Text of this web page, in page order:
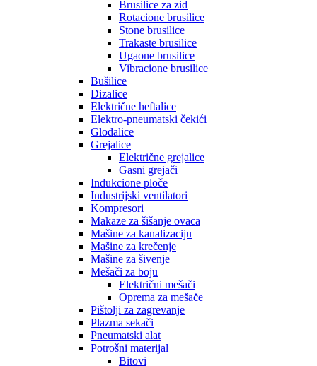
Brusilice za zid
Rotacione brusilice
Stone brusilice
Trakaste brusilice
Ugaone brusilice
Vibracione brusilice
Bušilice
Dizalice
Električne heftalice
Elektro-pneumatski čekići
Glodalice
Grejalice
Električne grejalice
Gasni grejači
Indukcione ploče
Industrijski ventilatori
Kompresori
Makaze za šišanje ovaca
Mašine za kanalizaciju
Mašine za krečenje
Mašine za šivenje
Mešači za boju
Električni mešači
Oprema za mešače
Pištolji za zagrevanje
Plazma sekači
Pneumatski alat
Potrošni materijal
Bitovi